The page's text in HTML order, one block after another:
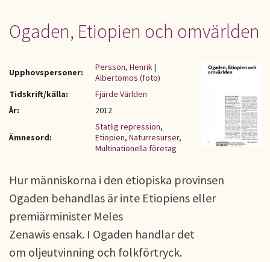
Ogaden, Etiopien och omvärlden
Upphovspersoner: Persson, Henrik|
Albertomos (foto)
Tidskrift/källa:
Fjärde Världen
År:
2012
Ämnesord:
Statlig repression,
Etiopien, Naturresurser,
Multinationella företag
Hur människorna i den etiopiska provinsen
Ogaden behandlas är inte Etiopiens eller
premiärminister Meles
Zenawis ensak. I Ogaden handlar det
om oljeutvinning och folkförtryck.